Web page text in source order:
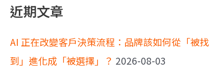
近期文章
AI 正在改變客戶決策流程：品牌該如何從「被找
到」進化成「被選擇」？ 2026-08-03